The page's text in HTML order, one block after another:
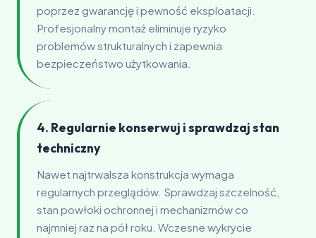
poprzez gwarancję i pewność eksploatacji.
Profesjonalny montaż eliminuje ryzyko
problemów strukturalnych i zapewnia
bezpieczeństwo użytkowania.
4. Regularnie konserwuj i sprawdzaj stan
techniczny
Nawet najtrwalsza konstrukcja wymaga
regularnych przeglądów. Sprawdzaj szczelność,
stan powłoki ochronnej i mechanizmów co
najmniej raz na pół roku. Wczesne wykrycie